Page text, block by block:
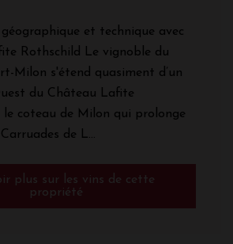
et technique avec
Rothschild Le vignoble du
Milon s'étend quasiment d’un
du Château Lafite
le coteau de Milon qui prolonge
de L...
plus sur les vins de cette
propriété